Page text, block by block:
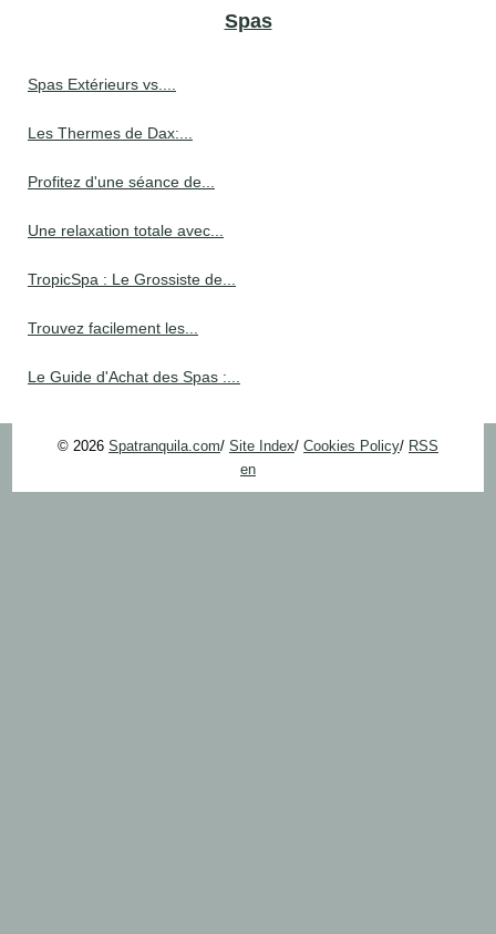
Spas
Spas Extérieurs vs....
Les Thermes de Dax:...
Profitez d'une séance de...
Une relaxation totale avec...
TropicSpa : Le Grossiste de...
Trouvez facilement les...
Le Guide d'Achat des Spas :...
© 2026 Spatranquila.com/ Site Index/ Cookies Policy/ RSS
en